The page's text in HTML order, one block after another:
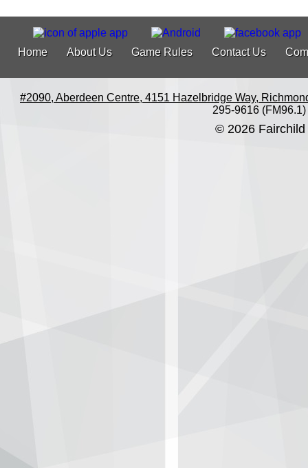
Home About Us Game Rules Contact Us
#2090, Aberdeen Centre, 4151 Hazelbridge Way,
295-9616 (FM96.1)
© 2026 Fairchild